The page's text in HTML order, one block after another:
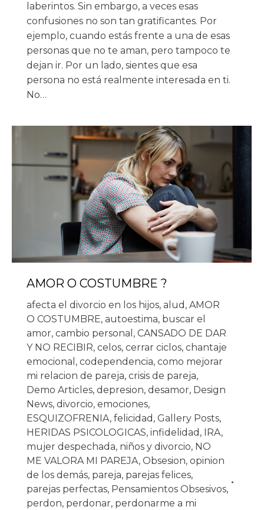
laberintos. Sin embargo, a veces esas
confusiones no son tan gratificantes. Por
ejemplo, cuando estás frente a una de esas
personas que no te aman, pero tampoco te
dejan ir. Por un lado, sientes que esa
persona no está realmente interesada en ti.
No…
AMOR O COSTUMBRE ?
afecta el divorcio en los hijos, alud , AMOR
O COSTUMBRE, autoestima, buscar el
amor, cambio personal , CANSADO DE DAR
Y NO RECIBIR, celos, cerrar ciclos, chantaje
emocional , codependencia, como mejorar
mi relacion de pareja, crisis de pareja,
Demo Articles, depresion, desamor, Design
News, divorcio, emociones,
ESQUIZOFRENIA, felicidad , Gallery Posts,
HERIDAS PSICOLOGICAS, infidelidad , IRA,
mujer despechada, niños y divorcio, NO
ME VALORA MI PAREJA, Obsesion, opinion
de los demás, pareja, parejas felices,
parejas perfectas, Pensamientos Obsesivos,
perdon, perdonar, perdonarme a mi